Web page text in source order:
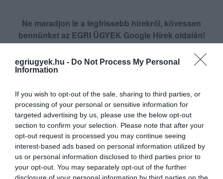
egriugyek.hu - Do Not Process My Personal
Information
If you wish to opt-out of the sale, sharing to third parties, or
processing of your personal or sensitive information for
targeted advertising by us, please use the below opt-out
section to confirm your selection. Please note that after your
opt-out request is processed you may continue seeing
interest-based ads based on personal information utilized by
us or personal information disclosed to third parties prior to
your opt-out. You may separately opt-out of the further
disclosure of your personal information by third parties on the
Ne maradjon le a legfrissebb hírekről, kövessen
bennünket az EGRI ÜGYEK Google Hírek oldalán!
VISSZA A FŐOLDALRA
Legfrissebb híreink